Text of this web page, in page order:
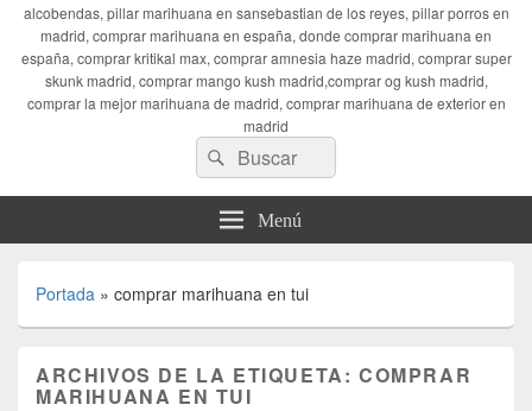
alcobendas, pillar marihuana en sansebastian de los reyes, pillar porros en
madrid, comprar marihuana en españa, donde comprar marihuana en
españa, comprar kritikal max, comprar amnesia haze madrid, comprar super
skunk madrid, comprar mango kush madrid,comprar og kush madrid,
comprar la mejor marihuana de madrid, comprar marihuana de exterior en
madrid
Buscar
por:
Buscar
Menú
Portada » comprar marihuana en tui
ARCHIVOS DE LA ETIQUETA:COMPRAR
MARIHUANA EN TUI